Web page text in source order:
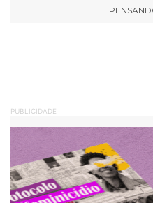
PUBLICIDADE